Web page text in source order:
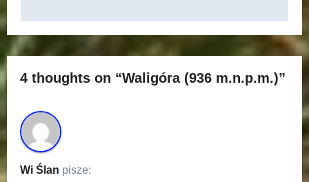
4 thoughts on “Waligóra (936 m.n.p.m.)”
Wi Ślan pisze: